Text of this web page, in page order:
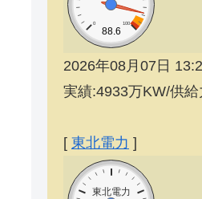
0 100
88.6
2026年08月07日
実績:4933万KW/供
[ 東北電力 ]
東北電力